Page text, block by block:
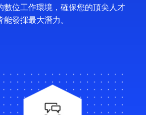
數位工作環境，確保您的頂尖人才
發揮最大潛力。